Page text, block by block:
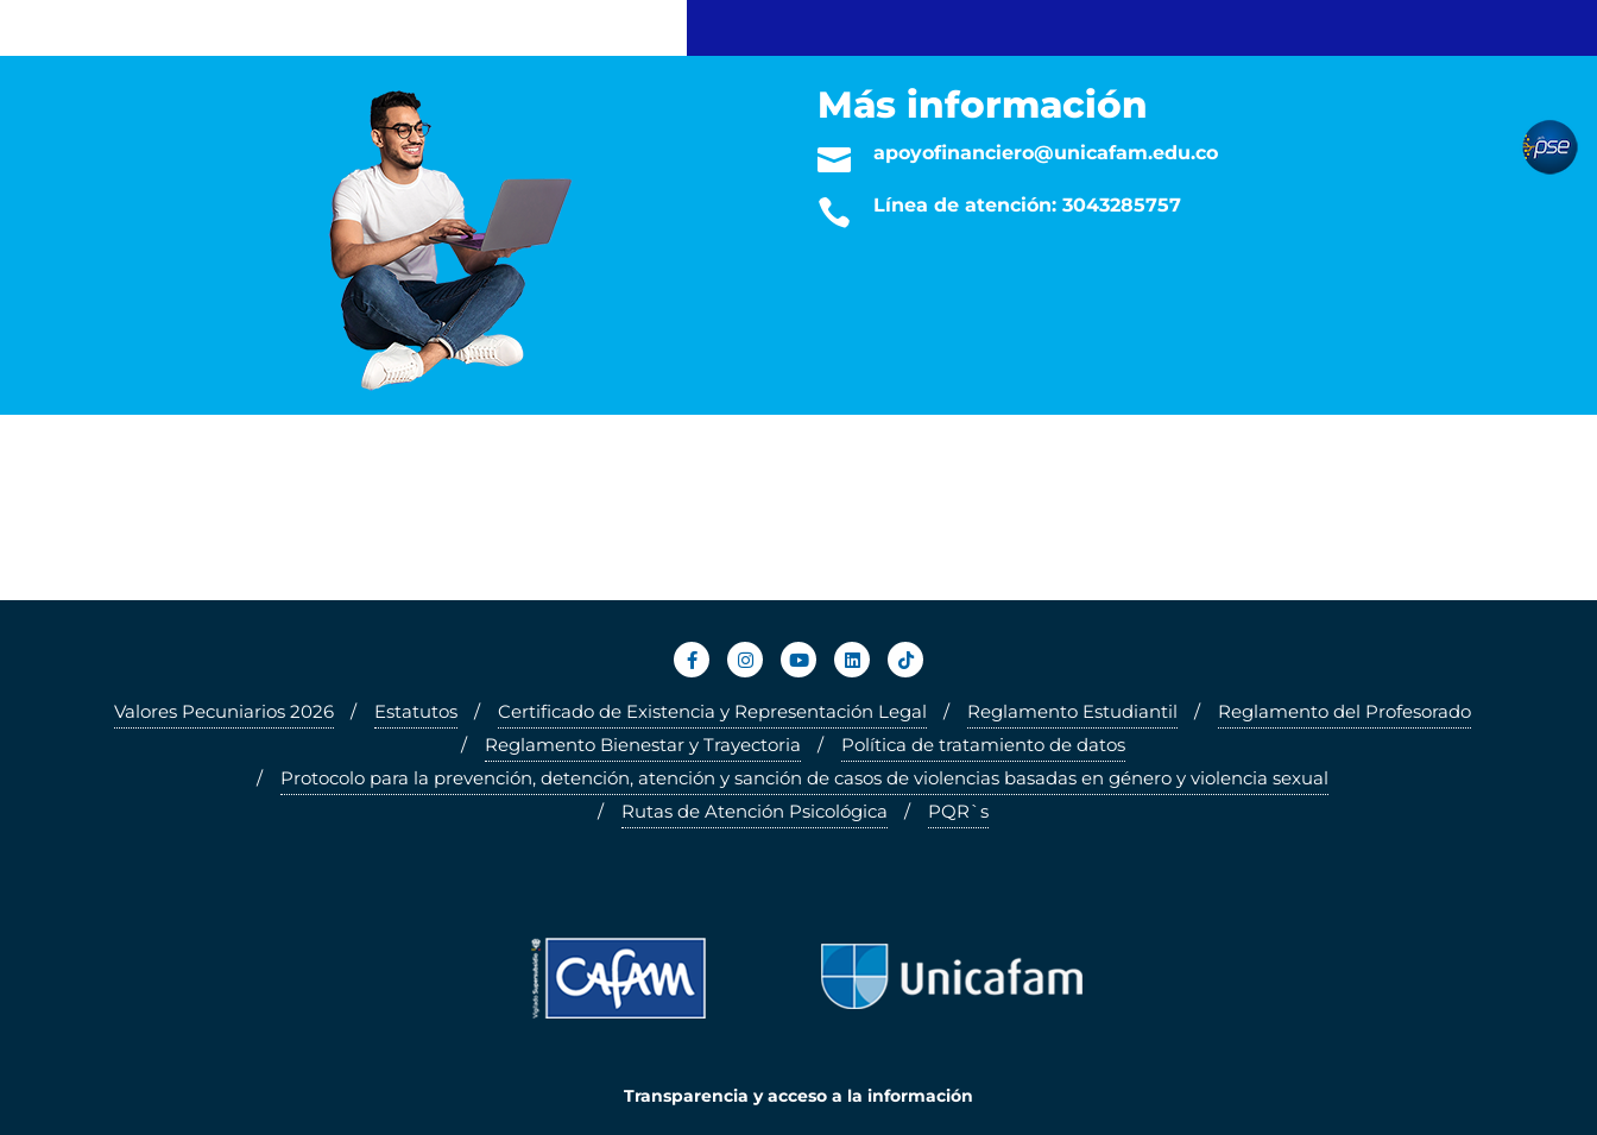
Más información
 apoyofinanciero@unicafam.edu.co
 Línea de atención: 3043285757
Valores Pecuniarios 2026 Estatutos Certificado de Existencia y Representación Legal Reglamento Estudiantil
Reglamento del Profesorado
Reglamento Bienestar y Trayectoria
Política de tratamiento de datos
Protocolo para la prevención, detención, atención y sanción de casos de violencias basadas en género y violencia sexual
Rutas de Atención Psicológica
PQR`s
Transparencia y acceso a la información